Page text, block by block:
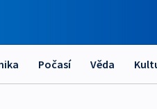
Počasí Věda